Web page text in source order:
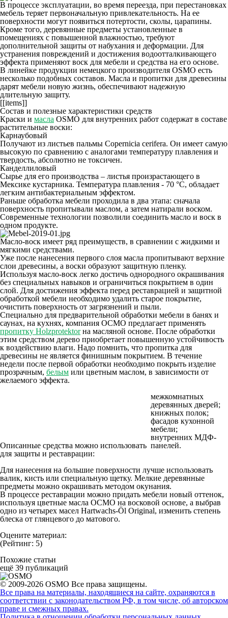
В процессе эксплуатации, во время переезда, при перестановках
мебель теряет первоначальную привлекательность. На ее
поверхности могут появиться потертости, сколы, царапины.
Кроме того, деревянные предметы установленные в
помещениях с повышенной влажностью, требуют
дополнительной защиты от набухания и деформации. Для
устранения повреждений и достижения водоотталкивающего
эффекта применяют воск для мебели и средства на его основе.
В линейке продукции немецкого производителя OSMO есть
несколько подобных составов. Масла и пропитки для древесины
дарят мебели новую жизнь, обеспечивают надежную
длительную защиту.
[[items]]
Состав и полезные характеристики средств
Краски и масла OSMO для внутренних работ содержат в составе
растительные воски:
Карнаубовый
Получают из листьев пальмы Copernicia cerifera. Он имеет самую
высокую по сравнению с аналогами температуру плавления и
твердость, абсолютно не токсичен.
Канделлиловый
Сырье для его производства – листья произрастающего в
Мексике кустарника. Температура плавления - 70 °C, обладает
легким антибактериальным эффектом.
Раньше обработка мебели проходила в два этапа: сначала
поверхность пропитывали маслом, а затем натирали воском.
Современные технологии позволили соединить масло и воск в
одном продукте.
Масло-воск имеет ряд преимуществ, в сравнении с жидкими и
мягкими средствами.
Уже после нанесения первого слоя масла пропитывают верхние
слои древесины, а воски образуют защитную пленку.
Используя масло-воск легко достичь однородного окрашивания
без специальных навыков и ограничиться покрытием в один
слой. Для достижения эффекта перед реставрацией и защитной
обработкой мебели необходимо удалить старое покрытие,
очистить поверхность от загрязнений и пыли.
Специально для предварительной обработки мебели в банях и
саунах, на кухнях, компания ОСМО предлагает применять
пропитку Holzprotektorна масляной основе. После обработки
этим средством дерево приобретает повышенную устойчивость
к воздействию влаги. Надо помнить, что пропитка для
древесины не является финишным покрытием. В течение
недели после первой обработки необходимо покрыть изделие
прозрачным, белым или цветным маслом, в зависимости от
желаемого эффекта.
Описанные средства можно использовать
для защиты и реставрации:
межкомнатных
деревянных дверей;
книжных полок;
фасадов кухонной
мебели;
внутренних МДФ-
панелей.
Для нанесения на большие поверхности лучше использовать
валик, кисть или специальную щетку. Мелкие деревянные
предметы можно окрашивать методом окунания.
В процессе реставрации можно придать мебели новый оттенок,
используя цветные масла ОСМО на восковой основе, а выбрав
одно из четырех масел Hartwachs-Öl Original, изменить степень
блеска от глянцевого до матового.
Оцените материал:
(Рейтинг: 5)
Похожие статьи
ещё 39 публикаций
© 2009-2026 OSMO Все права защищены.
Все права на материалы, находящиеся на сайте, охраняются в
соответствии с законодательством РФ, в том числе, об авторском
праве и смежных правах.